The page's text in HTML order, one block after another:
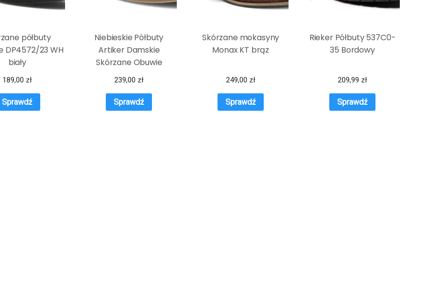
półbuty
DP4572/23 WH
biały
189,00 zł
Sprawdź
Niebieskie Półbuty
Artiker Damskie
Skórzane Obuwie
239,00 zł
Sprawdź
Skórzane mokasyny
Monax KT brąz
249,00 zł
Sprawdź
Rieker Półbuty 537C0-
35 Bordowy
209,99 zł
Sprawdź